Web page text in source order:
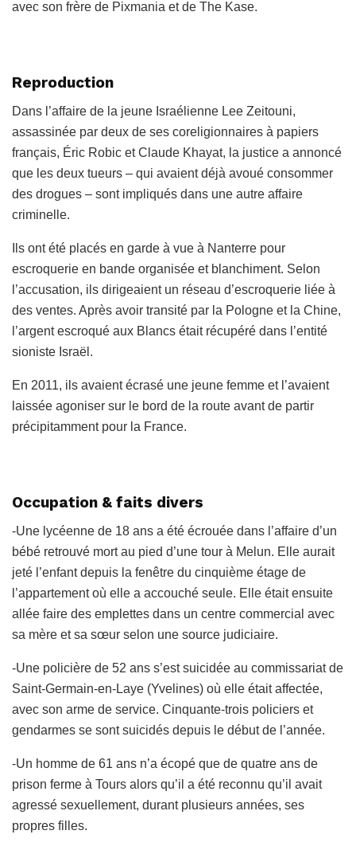
avec son frère de Pixmania et de The Kase.
Reproduction
Dans l’affaire de la jeune Israélienne Lee Zeitouni,
assassinée par deux de ses coreligionnaires à papiers
français, Éric Robic et Claude Khayat, la justice a annoncé
que les deux tueurs – qui avaient déjà avoué consommer
des drogues – sont impliqués dans une autre affaire
criminelle.
Ils ont été placés en garde à vue à Nanterre pour
escroquerie en bande organisée et blanchiment. Selon
l’accusation, ils dirigeaient un réseau d’escroquerie liée à
des ventes. Après avoir transité par la Pologne et la Chine,
l’argent escroqué aux Blancs était récupéré dans l’entité
sioniste Israël.
En 2011, ils avaient écrasé une jeune femme et l’avaient
laissée agoniser sur le bord de la route avant de partir
précipitamment pour la France.
Occupation & faits divers
-Une lycéenne de 18 ans a été écrouée dans l’affaire d’un
bébé retrouvé mort au pied d’une tour à Melun. Elle aurait
jeté l’enfant depuis la fenêtre du cinquième étage de
l’appartement où elle a accouché seule. Elle était ensuite
allée faire des emplettes dans un centre commercial avec
sa mère et sa sœur selon une source judiciaire.
-Une policière de 52 ans s’est suicidée au commissariat de
Saint-Germain-en-Laye (Yvelines) où elle était affectée,
avec son arme de service. Cinquante-trois policiers et
gendarmes se sont suicidés depuis le début de l’année.
-Un homme de 61 ans n’a écopé que de quatre ans de
prison ferme à Tours alors qu’il a été reconnu qu’il avait
agressé sexuellement, durant plusieurs années, ses
propres filles.